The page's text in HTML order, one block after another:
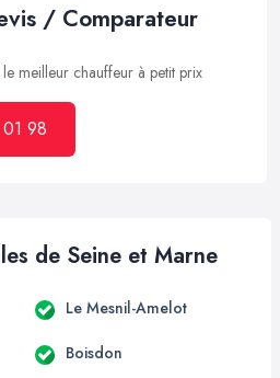
/ Comparateur
meilleur chauffeur à petit prix
98
de Seine et Marne
Le Mesnil-Amelot
Boisdon